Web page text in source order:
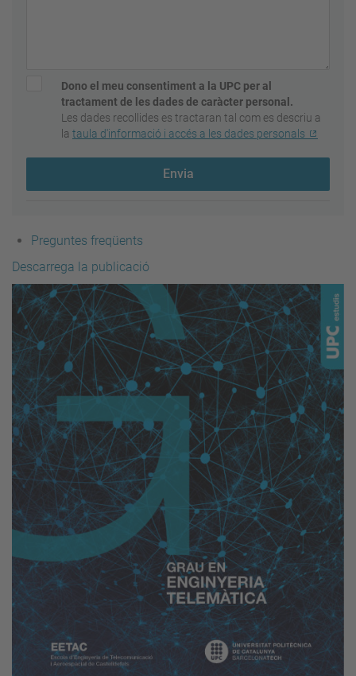
Dono el meu consentiment a la UPC per al
tractament de les dades de caràcter personal.
Les dades recollides es tractaran tal com es descriu a
la taula d'informació i accés a les dades personals
Envia
Preguntes freqüents
Descarrega la publicació